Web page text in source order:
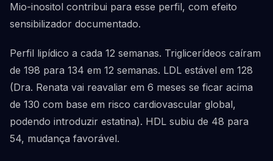
Mio-inositol contribui para esse perfil, com efeito
sensibilizador documentado.
Perfil lipídico a cada 12 semanas. Triglicerídeos caíram
de 198 para 134 em 12 semanas. LDL estável em 128
(Dra. Renata vai reavaliar em 6 meses se ficar acima
de 130 com base em risco cardiovascular global,
podendo introduzir estatina). HDL subiu de 48 para
54, mudança favorável.